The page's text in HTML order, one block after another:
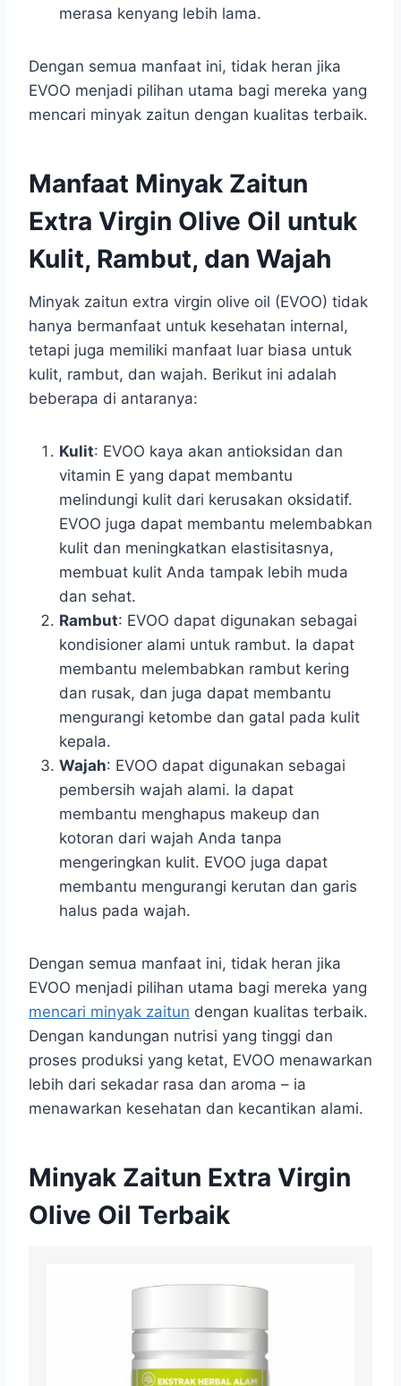
merasa kenyang lebih lama.
Dengan semua manfaat ini, tidak heran jika
EVOO menjadi pilihan utama bagi mereka yang
mencari minyak zaitun dengan kualitas terbaik.
Manfaat Minyak Zaitun
Extra Virgin Olive Oil untuk
Kulit, Rambut, dan Wajah
Minyak zaitun extra virgin olive oil (EVOO) tidak
hanya bermanfaat untuk kesehatan internal,
tetapi juga memiliki manfaat luar biasa untuk
kulit, rambut, dan wajah. Berikut ini adalah
beberapa di antaranya:
Kulit: EVOO kaya akan antioksidan dan
vitamin E yang dapat membantu
melindungi kulit dari kerusakan oksidatif.
EVOO juga dapat membantu melembabkan
kulit dan meningkatkan elastisitasnya,
membuat kulit Anda tampak lebih muda
dan sehat.
Rambut: EVOO dapat digunakan sebagai
kondisioner alami untuk rambut. Ia dapat
membantu melembabkan rambut kering
dan rusak, dan juga dapat membantu
mengurangi ketombe dan gatal pada kulit
kepala.
Wajah: EVOO dapat digunakan sebagai
pembersih wajah alami. Ia dapat
membantu menghapus makeup dan
kotoran dari wajah Anda tanpa
mengeringkan kulit. EVOO juga dapat
membantu mengurangi kerutan dan garis
halus pada wajah.
Dengan semua manfaat ini, tidak heran jika
EVOO menjadi pilihan utama bagi mereka yang
mencari minyak zaitun dengan kualitas terbaik.
Dengan kandungan nutrisi yang tinggi dan
proses produksi yang ketat, EVOO menawarkan
lebih dari sekadar rasa dan aroma – ia
menawarkan kesehatan dan kecantikan alami.
Minyak Zaitun Extra Virgin
Olive Oil Terbaik